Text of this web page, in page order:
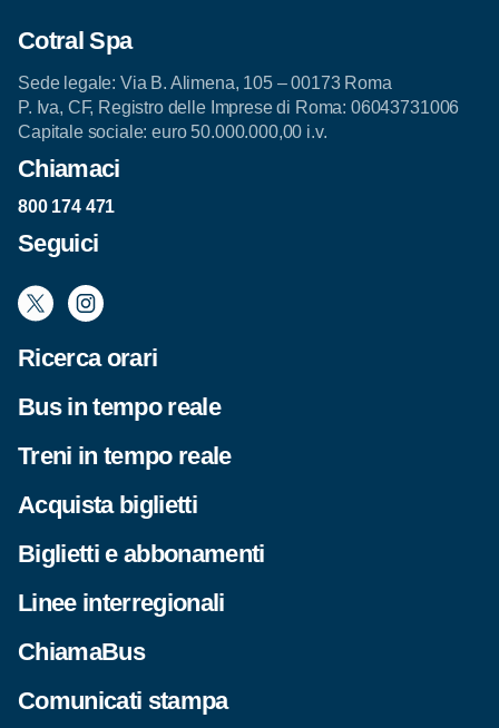
Cotral Spa
Sede legale: Via B. Alimena, 105 – 00173 Roma
P. Iva, CF, Registro delle Imprese di Roma: 06043731006
Capitale sociale: euro 50.000.000,00 i.v.
Chiamaci
800 174 471
Seguici
Ricerca orari
Bus in tempo reale
Treni in tempo reale
Acquista biglietti
Biglietti e abbonamenti
Linee interregionali
ChiamaBus
Comunicati stampa